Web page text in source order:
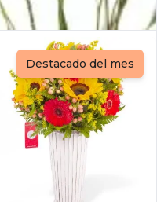
Destacado del mes